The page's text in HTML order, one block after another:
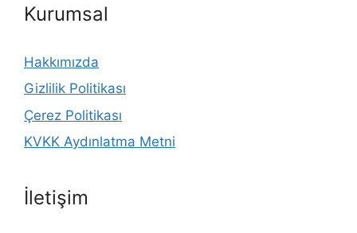
Kurumsal
Hakkımızda
Gizlilik Politikası
Çerez Politikası
KVKK Aydınlatma Metni
İletişim